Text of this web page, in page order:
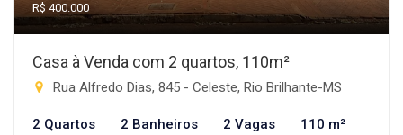
R$ 400.000
Casa à Venda com 2 quartos, 110m²
Rua Alfredo Dias, 845 - Celeste, Rio Brilhante-MS
2 Quartos 2 Banheiros 2 Vagas 110 m²